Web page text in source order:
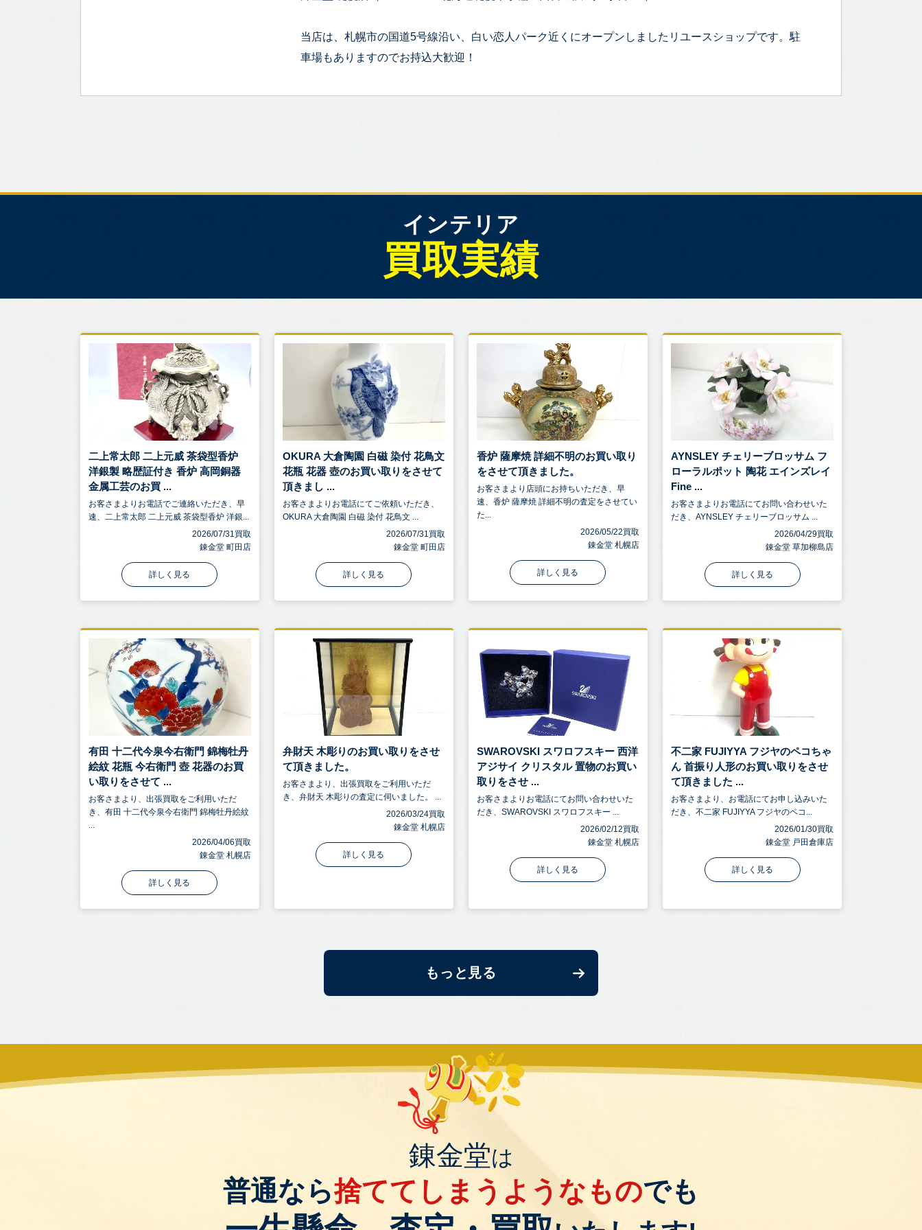
当店は、札幌市の国道5号線沿い、白い恋人パーク近くにオープンしましたリユースショップです。駐
車場もありますのでお持込大歓迎！
インテリア
買取実績
二上常太郎 二上元威 茶袋型香炉
洋銀製 略歴証付き 香炉 高岡銅器
金属工芸のお買 ...
お客さまよりお電話でご連絡いただき、早
速、二上常太郎 二上元威 茶袋型香炉 洋銀...
2026/07/31買取
錬金堂 町田店
詳しく見る
OKURA 大倉陶園 白磁 染付 花鳥文
花瓶 花器 壺のお買い取りをさせて
頂きまし ...
お客さまよりお電話にてご依頼いただき、
OKURA 大倉陶園 白磁 染付 花鳥文 ...
2026/07/31買取
錬金堂 町田店
詳しく見る
香炉 薩摩焼 詳細不明のお買い取り
をさせて頂きました。
お客さまより店頭にお持ちいただき、早
速、香炉 薩摩焼 詳細不明の査定をさせてい
た...
2026/05/22買取
錬金堂 札幌店
詳しく見る
AYNSLEY チェリーブロッサム フ
ローラルポット 陶花 エインズレイ
Fine ...
お客さまよりお電話にてお問い合わせいた
だき、AYNSLEY チェリーブロッサム ...
2026/04/29買取
錬金堂 草加柳島店
詳しく見る
有田 十二代今泉今右衛門 錦梅牡丹
絵紋 花瓶 今右衛門 壺 花器のお買
い取りをさせて ...
お客さまより、出張買取をご利用いただ
き、有田 十二代今泉今右衛門 錦梅牡丹絵紋
...
2026/04/06買取
錬金堂 札幌店
詳しく見る
弁財天 木彫りのお買い取りをさせ
て頂きました。
お客さまより、出張買取をご利用いただ
き、弁財天 木彫りの査定に伺いました。 ...
2026/03/24買取
錬金堂 札幌店
詳しく見る
SWAROVSKI スワロフスキー 西洋
アジサイ クリスタル 置物のお買い
取りをさせ ...
お客さまよりお電話にてお問い合わせいた
だき、SWAROVSKI スワロフスキー ...
2026/02/12買取
錬金堂 札幌店
詳しく見る
不二家 FUJIYYA フジヤのペコちゃ
ん 首振り人形のお買い取りをさせ
て頂きました ...
お客さまより、お電話にてお申し込みいた
だき、不二家 FUJIYYA フジヤのペコ...
2026/01/30買取
錬金堂 戸田倉庫店
詳しく見る
もっと見る
錬金堂は
普通なら捨ててしまうようなものでも